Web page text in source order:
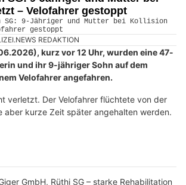
– Velofahrer gestoppt
REDAKTION
kurz vor 12 Uhr, wurden eine 47-
und ihr 9-jähriger Sohn auf dem
Velofahrer angefahren.
verletzt. Der Velofahrer flüchtete von der
aber kurze Zeit später angehalten werden.